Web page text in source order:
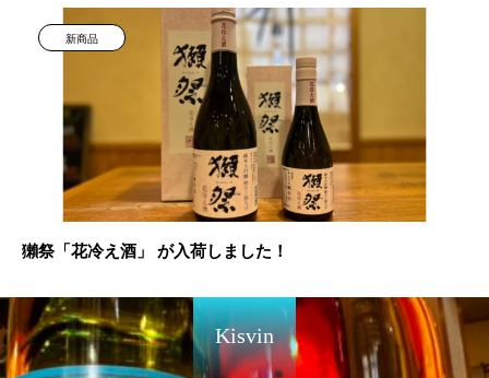
新商品
獺祭「花冷え酒」 が入荷しました！
Kisvin